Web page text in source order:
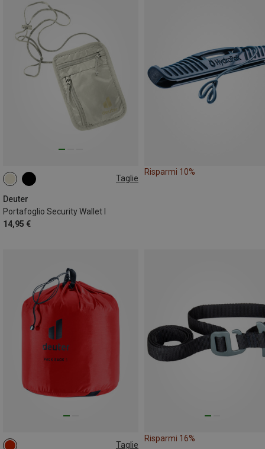
Taglie
Deuter
Portafoglio Security Wallet I
14,95 €
ONE SIZE
Risparmi 10%
Taglie
Risparmi 16%